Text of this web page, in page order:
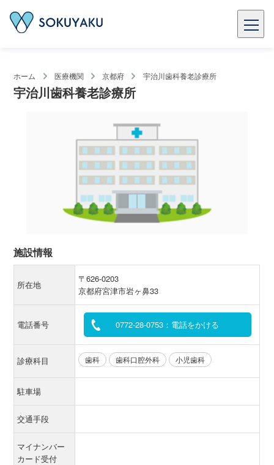
ホーム 医療機関 京都府 宇治川歯科養老診療所
宇治川歯科養老診療所
施設情報
所在地
〒626-0203
京都府宮津市岩ヶ鼻33
電話番号 0772-28-0753：電話をかける
診療科目 歯科 歯科口腔外科 小児歯科
駐車場
交通手段
マイナンバー
カード受付